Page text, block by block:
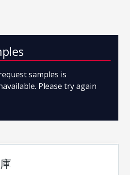
samples is
Please try again